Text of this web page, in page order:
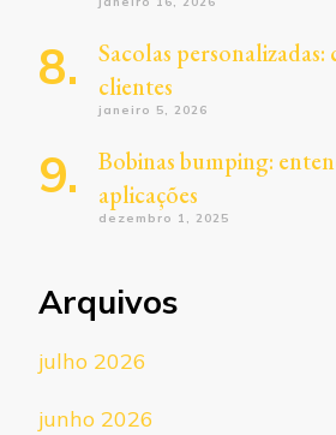
Sacolas
clientes
janeiro 5, 2026
Bobinas bumping:
aplicações
dezembro 1, 2025
Arquivos
julho 2026
junho 2026